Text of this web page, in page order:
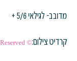
מדובב- לגילאי 5/6 +
קרדיט צילום:© Disney Enterprises, Inc. All Rights Reserved.